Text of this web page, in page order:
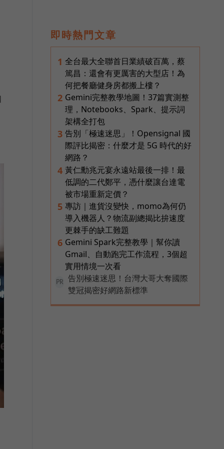
即時熱門文章
1 全台最大全聯首日業績破百萬，蔡
篤昌：還會有更厲害的大型店！為
何把餐廳健身房都搬上樓？
2 Gemini完整教學地圖！37篇實測整
理，Notebooks、Spark、提示詞
架構全打包
3 告別「極速迷思」！Opensignal 國
際評比揭密：什麼才是 5G 時代的好
網路？
4 黃仁勳兆元宴永遠站最後一排！最
低調的二代鄭平，憑什麼讓台達電
被市場重新定價？
5 專訪｜進貨沒變快，momo為何仍
導入機器人？物流副總揭比拚速度
更棘手的缺工難題
6 Gemini Spark完整教學｜幫你讀
Gmail、自動跑完工作流程，3個超
實用情境一次看
PR
告別極速迷思！台灣大哥大奪國際
雙冠揭密好網路新標準